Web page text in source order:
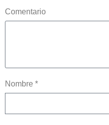
Comentario
Nombre *